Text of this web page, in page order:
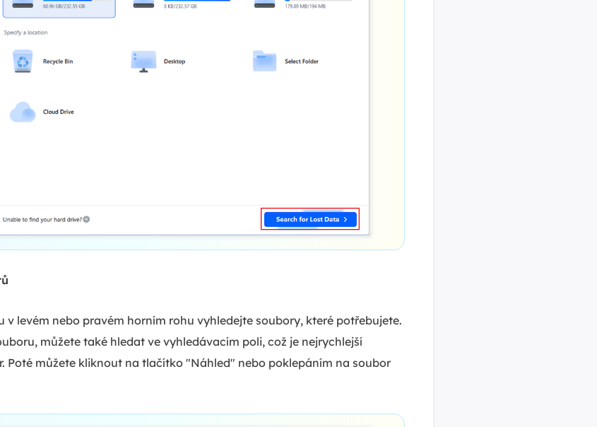
levém nebo pravém horním rohu vyhledejte soubory, které potřebujete.
můžete také hledat ve vyhledávacím poli, což je nejrychlejší
Poté můžete kliknout na tlačítko "Náhled" nebo poklepáním na soubor